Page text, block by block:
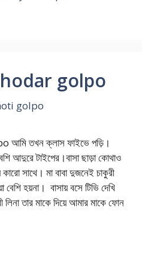
golpo
golpo
তখন ক্লাস ফাইভে পড়ি।
আদুরে টাইপের।বাসা ছাড়া কোথাও
কারো সাথে। মা বাবা দুজনেই চাকুরী
বেশি হয়না। বাসায় বসে টিভি দেখি
তার মাকে দিয়ে আমার মাকে ফোন